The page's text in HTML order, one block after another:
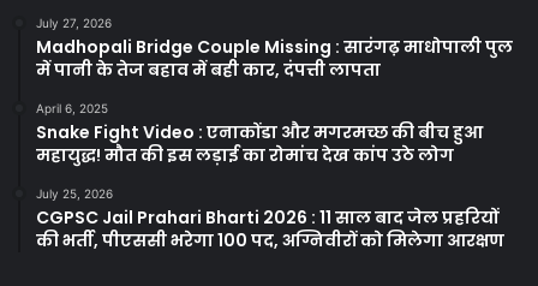
July 27, 2026
Madhopali Bridge Couple Missing : सारंगढ़ माधोपाली पुल
में पानी के तेज बहाव में बही कार, दंपत्ती लापता
April 6, 2025
Snake Fight Video : एनाकोंडा और मगरमच्छ की बीच हुआ
महायुद्ध! मौत की इस लड़ाई का रोमांच देख कांप उठे लोग
July 25, 2026
CGPSC Jail Prahari Bharti 2026 : 11 साल बाद जेल प्रहरियों
की भर्ती, पीएससी भरेगा 100 पद, अग्निवीरों को मिलेगा आरक्षण